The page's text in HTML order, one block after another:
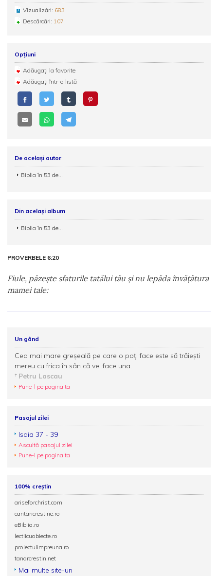
Vizualizări: 683
Descărcări: 107
Opțiuni
Adăugați la favorite
Adăugați într-o listă
De același autor
Biblia în 53 de...
Din același album
Biblia în 53 de...
PROVERBELE 6:20
Fiule, păzeşte sfaturile tatălui tău şi nu lepăda învăţătura
mamei tale:
Un gând
Cea mai mare greşeală pe care o poţi face este să trăieşti
mereu cu frica în sân că vei face una.
Petru Lascau
Pune-l pe pagina ta
Pasajul zilei
Isaia 37 - 39
Ascultă pasajul zilei
Pune-l pe pagina ta
100% creștin
ariseforchrist.com
cantaricrestine.ro
eBiblia.ro
lectiicuobiecte.ro
proiectulimpreuna.ro
tanarcrestin.net
Mai multe site-uri